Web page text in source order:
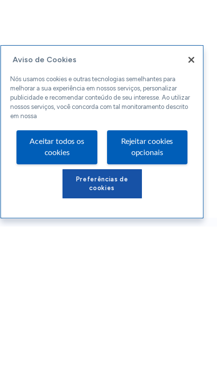
Aviso de Cookies
Nós usamos cookies e outras tecnologias semelhantes para
melhorar a sua experiência em nossos serviços, personalizar
publicidade e recomendar conteúdo de seu interesse. Ao utilizar
nossos serviços, você concorda com tal monitoramento descrito
em nossa
Aceitar todos os
cookies
Rejeitar cookies
opcionais
Preferências de
cookies